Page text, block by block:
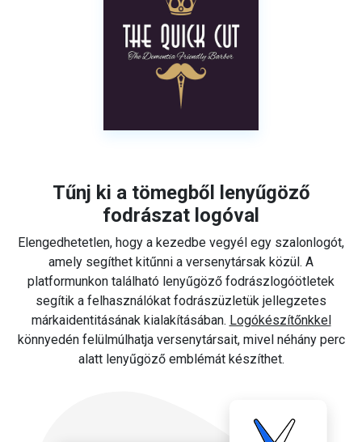
Tűnj ki a tömegből lenyűgöző
fodrászat logóval
Elengedhetetlen, hogy a kezedbe vegyél egy szalonlogót,
amely segíthet kitűnni a versenytársak közül. A
platformunkon található lenyűgöző fodrászlogóötletek
segítik a felhasználókat fodrászüzletük jellegzetes
márkaidentitásának kialakításában. Logókészítőnkkel
könnyedén felülmúlhatja versenytársait, mivel néhány perc
alatt lenyűgöző emblémát készíthet.